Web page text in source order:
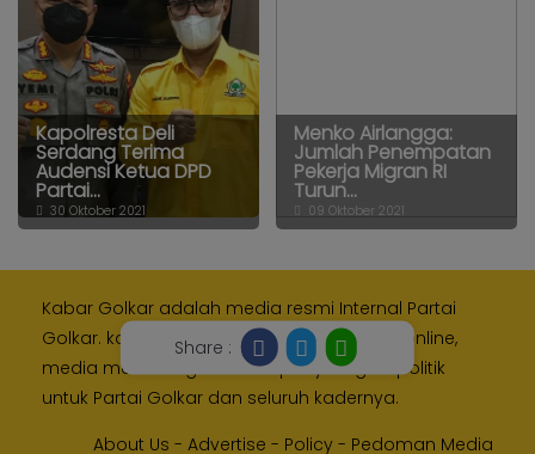
Share :
Kapolresta Deli
Serdang Terima
Audensi Ketua DPD
Partai...
30 Oktober 2021
Menko Airlangga:
Jumlah Penempatan
Pekerja Migran RI
Turun...
09 Oktober 2021
Kabar Golkar adalah media resmi Internal Partai
Golkar. kami memberikan layanan media online,
media monitoring dan kampanye digital politik
untuk Partai Golkar dan seluruh kadernya.
About Us - Advertise - Policy - Pedoman Media